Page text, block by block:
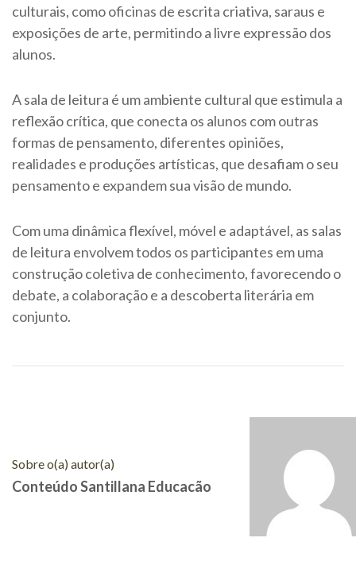
culturais, como oficinas de escrita criativa, saraus e
exposições de arte, permitindo a livre expressão dos
alunos.
A sala de leitura é um ambiente cultural que estimula a
reflexão crítica, que conecta os alunos com outras
formas de pensamento, diferentes opiniões,
realidades e produções artísticas, que desafiam o seu
pensamento e expandem sua visão de mundo.
Com uma dinâmica flexível, móvel e adaptável, as salas
de leitura envolvem todos os participantes em uma
construção coletiva de conhecimento, favorecendo o
debate, a colaboração e a descoberta literária em
conjunto.
Sobre o(a) autor(a)
Conteúdo Santillana Educacão